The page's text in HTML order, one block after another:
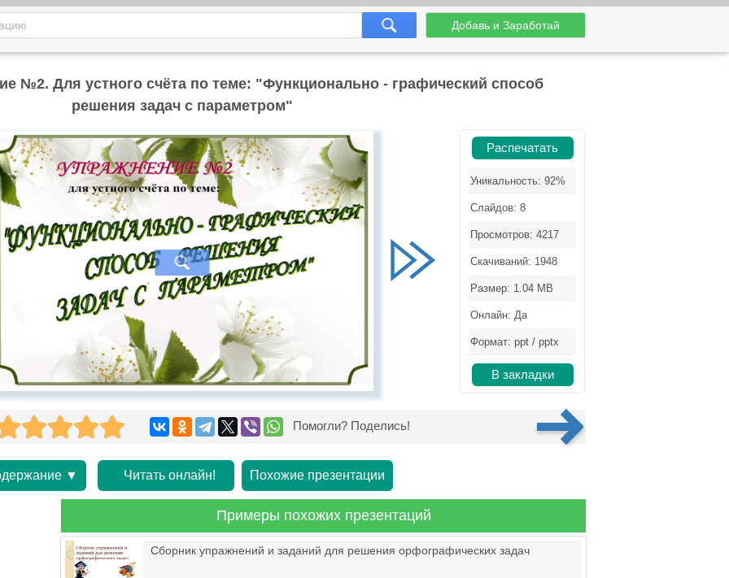
Добавь и Заработай
№2. Для устного счёта по теме: "Функционально - графический способ
решения задач с параметром"
Распечатать
Уникальность: 92%
Слайдов: 8
Просмотров: 4217
Скачиваний: 1948
Размер: 1.04 MB
Онлайн: Да
Формат: ppt / pptx
В закладки
Помогли? Поделись!
▼ Читать онлайн! Похожие презентации
Примеры похожих презентаций
Сборник упражнений и заданий для решения орфографических задач